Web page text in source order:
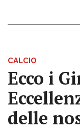
CALCIO
Ecco i
delle